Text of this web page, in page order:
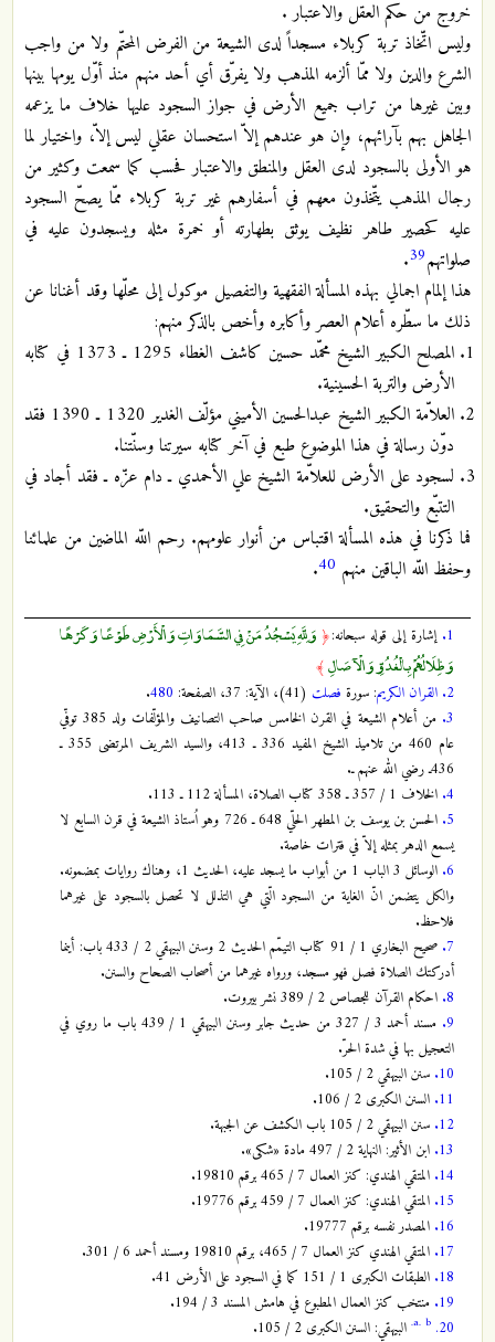
خروج من حكم العقل والاعتبار .
وليس اتّخاذ تربة كربلاء مسجداً لدى الشيعة من الفرض المحتّم ولا من واجب
الشرع والدين ولا ممّا ألزمه المذهب ولا يفرّق أي أحد منهم منذ أوّل يومها بينها
وبين غيرها من تراب جميع الأرض في جواز السجود عليها خلاف ما يزعمه
الجاهل بهم بآرائهم، وإن هو عندهم إلاّ استحسان عقلي ليس إلاّ، واختيار لما
هو الأولى بالسجود لدى العقل والمنطق والاعتبار فحسب كما سمعت وكثير من
رجال المذهب يتّخذون معهم في أسفارهم غير تربة كربلاء ممّا يصحّ السجود
عليه كحصير طاهر نظيف يوثق بطهارته أو خمرة مثله ويسجدون عليه في
صلواتهم39
.
هذا إلمام اجمالي بهذه المسألة الفقهية والتفصيل موكول إلى محلّها وقد أغنانا عن
ذلك ما سطّره أعلام العصر وأكابره وأخص بالذكر منهم:
المصلح الكبير الشيخ محمّد حسين كاشف الغطاء 1295 ـ 1373 في كتابه
الأرض والتربة الحسينية.
العلاّمة الكبير الشيخ عبدالحسين الأميني مؤلّف الغدير 1320 ـ 1390 فقد
دوّن رسالة في هذا الموضوع طبع في آخر كتابه سيرتنا وسنّتنا.
لسجود على الأرض للعلاّمة الشيخ علي الأحمدي ـ دام عزّه ـ فقد أجاد في
التتبّع والتحقيق.
فما ذكرنا في هذه المسألة اقتباس من أنوار علومهم. رحم اللّه الماضين من علمائنا
وحفظ اللّه الباقين منهم 40
.
1. إشارة إلى قوله سبحانه:﴿ وَلِلَّهِ يَسْجُدُ مَنْ فِي السَّمَاوَاتِ وَالْأَرْضِ طَوْعًا وَكَرْهًا
وَظِلَالُهُمْ بِالْغُدُوِّ وَالْآصَالِ﴾
2. القران الكريم: سورة فصلت (41)، الآية: 37، الصفحة: 480
.
3.
من أعلام الشيعة في القرن الخامس صاحب التصانيف والمؤلّفات ولد 385 توفّي
عام 460 من تلاميذ الشيخ المفيد 336 ـ 413، والسيد الشريف المرتضى 355 ـ
436ـ رضي الله عنهم ـ.
4. الخلاف 1 / 357 ـ 358 كتاب الصلاة، المسألة 112 ـ 113.
5.
الحسن بن يوسف بن المطهر الحلّي 648 ـ 726 وهو اُستاذ الشيعة في قرن السابع لا
يسمع الدهر بمثله إلاّ في فترات خاصة.
6.
الوسائل 3 الباب 1 من أبواب ما يسجد عليه، الحديث 1، وهناك روايات بمضمونه.
والكل يتضمن انّ الغاية من السجود الّتي هي التذلل لا تحصل بالسجود على غيرهما
فلاحظ.
7.
صحيح البخاري 1 / 91 كتاب التيمّم الحديث 2 وسنن البيهقي 2 / 433 باب: أينما
أدركتك الصلاة فصل فهو مسجد، ورواه غيرهما من أصحاب الصحاح والسنن.
8. احكام القرآن للجصاص 2 / 389 نشر بيروت.
9.
مسند أحمد 3 / 327 من حديث جابر وسنن البيهقي 1 / 439 باب ما روي في
التعجيل بها في شدة الحرّ.
10. سنن البيهقي 2 / 105.
11. السنن الكبرى 2 / 106.
12. سنن البيهقي 2 / 105 باب الكشف عن الجبهة.
13. ابن الأثير: النهاية 2 / 497 مادة «شكى».
14. المتقي الهندي: كنز العمال 7 / 465 برقم 19810.
15. المتقي الهندي: كنز العمال 7 / 459 برقم 19776.
16. المصدر نفسه برقم 19777.
17. المتقي الهندي كنز العمال 7 / 465، برقم 19810 ومسند أحمد 6 / 301.
18. الطبقات الكبرى 1 / 151 كما في السجود على الأرض 41.
19. منتخب كنز العمال المطبوع في هامش المسند 3 / 194.
20.
a. b.
البيهقي: السنن الكبرى 2 / 105.